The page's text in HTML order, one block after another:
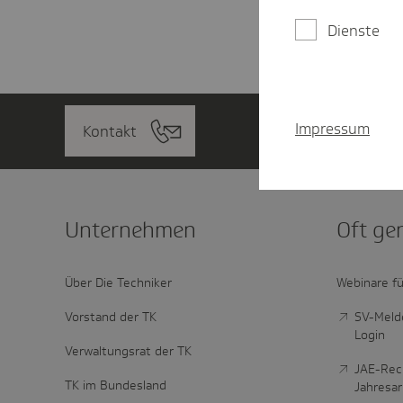
Kontakt
Unter­nehmen
Über Die Techniker
Vorstand der TK
Verwaltungsrat der TK
TK im Bundesland
Oft
Webinare
SV-
Login
JAE-
Dienste
Impressum